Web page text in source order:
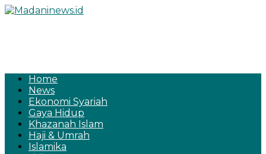
Home
News
Ekonomi Syariah
Gaya Hidup
Khazanah Islam
Haji & Umrah
Islamika